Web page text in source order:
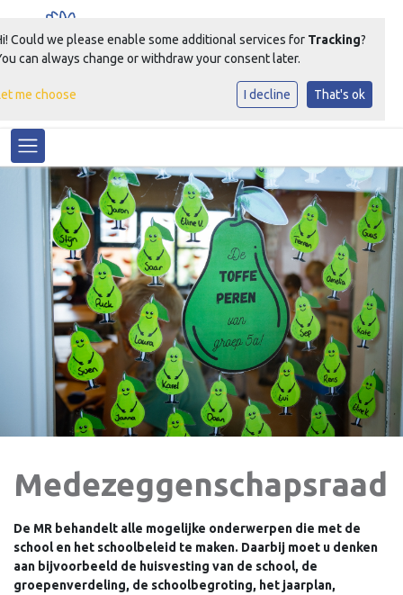
Samen Groeien Bloeien
Toggle navigation
Medezeggenschapsraad
De MR behandelt alle mogelijke onderwerpen die met de
school en het schoolbeleid te maken. Daarbij moet u denken
aan bijvoorbeeld de huisvesting van de school, de
groepenverdeling, de schoolbegroting, het jaarplan,
Could we please enable some additional services for Tracking?
can always change or withdraw your consent later.
me choose I decline That's ok